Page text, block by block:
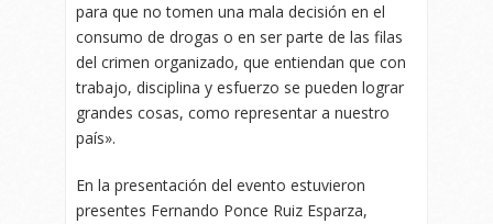
para que no tomen una mala decisión en el
consumo de drogas o en ser parte de las filas
del crimen organizado, que entiendan que con
trabajo, disciplina y esfuerzo se pueden lograr
grandes cosas, como representar a nuestro
país».
En la presentación del evento estuvieron
presentes Fernando Ponce Ruiz Esparza,